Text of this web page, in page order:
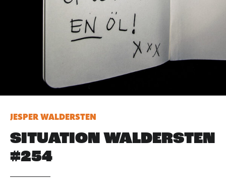
JESPER WALDERSTEN
SITUATION WALDERSTEN
#254